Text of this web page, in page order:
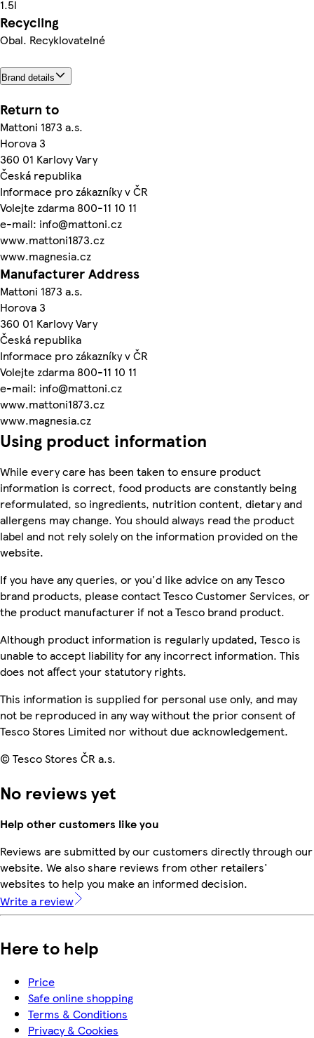
1.5l
Recycling
Obal. Recyklovatelné
Brand details
Return to
Mattoni 1873 a.s.
Horova 3
360 01 Karlovy Vary
Česká republika
Informace pro zákazníky v ČR
Volejte zdarma 800-11 10 11
e-mail: info@mattoni.cz
www.mattoni1873.cz
www.magnesia.cz
Manufacturer Address
Mattoni 1873 a.s.
Horova 3
360 01 Karlovy Vary
Česká republika
Informace pro zákazníky v ČR
Volejte zdarma 800-11 10 11
e-mail: info@mattoni.cz
www.mattoni1873.cz
www.magnesia.cz
Using product information
While every care has been taken to ensure product
information is correct, food products are constantly being
reformulated, so ingredients, nutrition content, dietary and
allergens may change. You should always read the product
label and not rely solely on the information provided on the
website.
If you have any queries, or you'd like advice on any Tesco
brand products, please contact Tesco Customer Services, or
the product manufacturer if not a Tesco brand product.
Although product information is regularly updated, Tesco is
unable to accept liability for any incorrect information. This
does not affect your statutory rights.
This information is supplied for personal use only, and may
not be reproduced in any way without the prior consent of
Tesco Stores Limited nor without due acknowledgement.
© Tesco Stores ČR a.s.
No reviews yet
Help other customers like you
Reviews are submitted by our customers directly through our
website. We also share reviews from other retailers'
websites to help you make an informed decision.
Write a review
Here to help
Price
Safe online shopping
Terms & Conditions
Privacy & Cookies